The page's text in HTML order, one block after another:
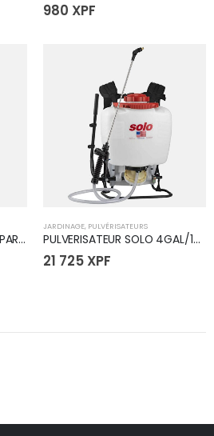
980 XPF
PULVERISATEUR 1.5L TRANSPARENT
JARDINAGE, PULVÉRISATEURS
PULVERISATEUR SOLO 4GAL/15L 475
21 725 XPF